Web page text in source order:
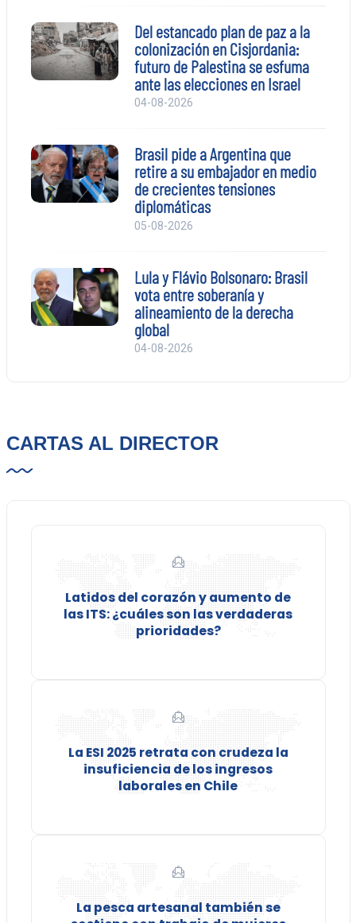
Del estancado plan de paz a la
colonización en Cisjordania:
futuro de Palestina se esfuma
ante las elecciones en Israel
04-08-2026
Brasil pide a Argentina que
retire a su embajador en medio
de crecientes tensiones
diplomáticas
05-08-2026
Lula y Flávio Bolsonaro: Brasil
vota entre soberanía y
alineamiento de la derecha
global
04-08-2026
CARTAS AL DIRECTOR
Latidos del corazón y aumento de
las ITS: ¿cuáles son las verdaderas
prioridades?
La ESI 2025 retrata con crudeza la
insuficiencia de los ingresos
laborales en Chile
La pesca artesanal también se